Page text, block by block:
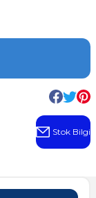
Stok Bilgi